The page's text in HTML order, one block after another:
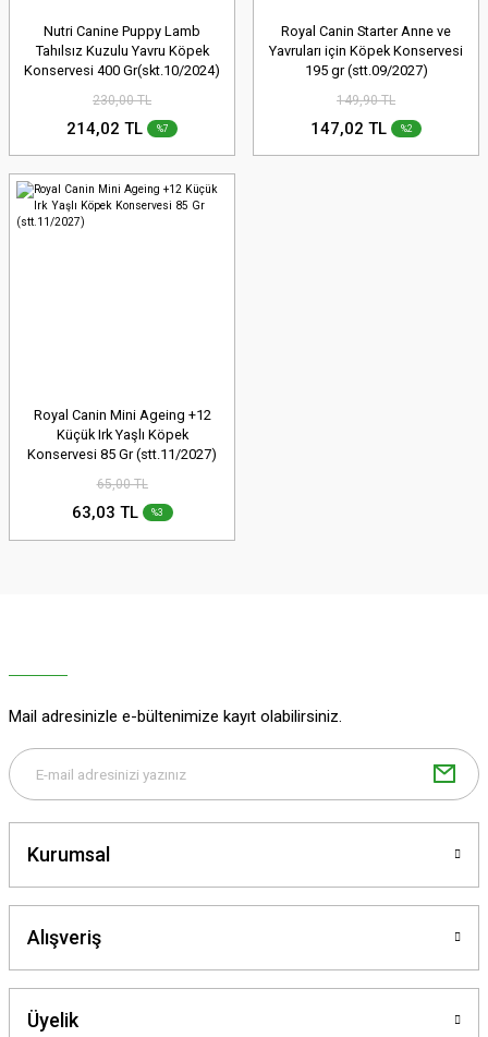
Nutri Canine Puppy Lamb
Tahılsız Kuzulu Yavru Köpek
Konservesi 400 Gr(skt.10/2024)
230,00 TL
214,02 TL %7
Royal Canin Starter Anne ve
Yavruları için Köpek Konservesi
195 gr (stt.09/2027)
149,90 TL
147,02 TL %2
Royal Canin Mini Ageing +12
Küçük Irk Yaşlı Köpek
Konservesi 85 Gr (stt.11/2027)
65,00 TL
63,03 TL %3
Mail adresinizle e-bültenimize kayıt olabilirsiniz.
Kurumsal
Alışveriş
Üyelik